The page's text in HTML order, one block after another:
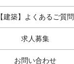
【建築】よくあるご質問
求人募集
お問い合わせ